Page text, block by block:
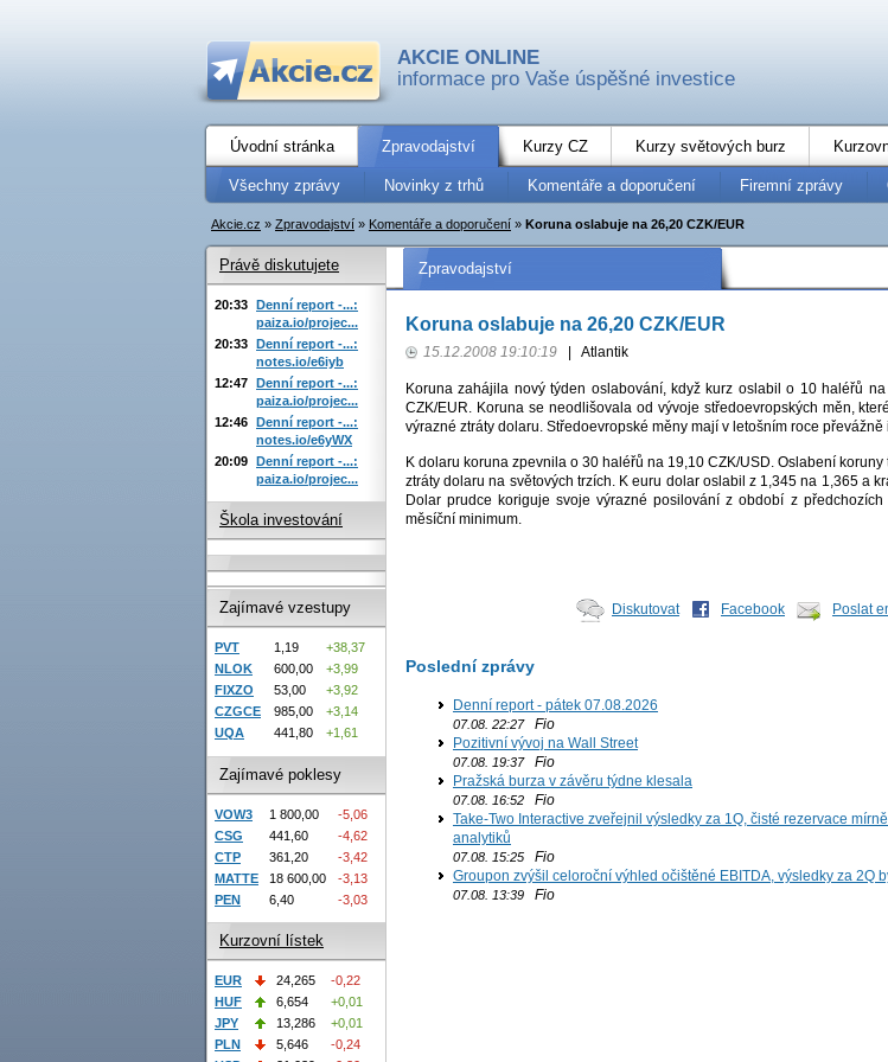
AKCIE ONLINE
informace pro Vaše úspěšné investice
Úvodní stránka Zpravodajství Kurzy CZ Kurzy světových burz
Všechny zprávy Novinky z trhů Komentáře a doporučení Firemní zprávy
Akcie.cz » Zpravodajství » Komentáře a doporučení » Koruna oslabuje na 26,20 CZK/EUR
Zpravodajství
Koruna oslabuje na 26,20 CZK/EUR
15.12.2008 19:10:19 Atlantik
Koruna zahájila nový týden oslabování, když kurz oslabil o 10 haléřů
CZK/EUR. Koruna se neodlišovala od vývoje středoevropských měn,
výrazné ztráty dolaru. Středoevropské měny mají v letošním roce převážně
K dolaru koruna zpevnila o 30 haléřů na 19,10 CZK/USD. Oslabení
ztráty dolaru na světových trzích. K euru dolar oslabil z 1,345 na 1,365 a
Dolar prudce koriguje svoje výrazné posilování z období z
měsíční minimum.
Diskutovat Facebook Poslat
Poslední zprávy
Denní report - pátek 07.08.2026
07.08. 22:27Fio
Pozitivní vývoj na Wall Street
07.08. 19:37Fio
Pražská burza v závěru týdne klesala
07.08. 16:52 Fio
Take-Two Interactive zveřejnil výsledky za 1Q, čisté rezervace
analytiků
07.08. 15:25 Fio
Groupon zvýšil celoroční výhled očištěné EBITDA, výsledky za 2Q
07.08. 13:39 Fio
Právě diskutujete
20:33 Denní report -...:
paiza.io/projec...
20:33 Denní report -...:
notes.io/e6iyb
12:47 Denní report -...:
paiza.io/projec...
12:46 Denní report -...:
notes.io/e6yWX
20:09 Denní report -...:
paiza.io/projec...
Škola investování
Zajímavé vzestupy
PVT 1,19
+38,37
NLOK
600,00
+3,99
FIXZO
53,00
+3,92
CZGCE
985,00
+3,14
UQA
441,80 +1,61
Zajímavé poklesy
VOW3 1 800,00
-5,06
CSG
441,60
-4,62
CTP
361,20
-3,42
MATTE
18 600,00
-3,13
PEN
6,40 -3,03
Kurzovní lístek
EUR 24,265
-0,22
HUF
6,654
+0,01
JPY
13,286
+0,01
PLN
5,646
-0,24